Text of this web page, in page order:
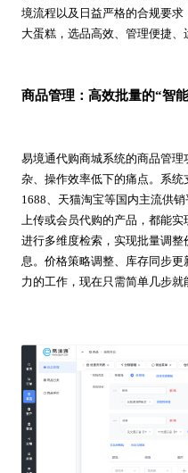
境流程以及日益严格的合规要
大蛋糕，选品高效、管理便捷、
商品管理：高效批量的“智
易境通代购商城系统的商品管
杂、操作效率低下的痛点。系
1688、天猫淘宝等国内主流供
上传或会员代购的产品，都能
进行多维度检索，实现批量调
息。价格策略调整、库存同步
力的工作，现在只需简单几步就